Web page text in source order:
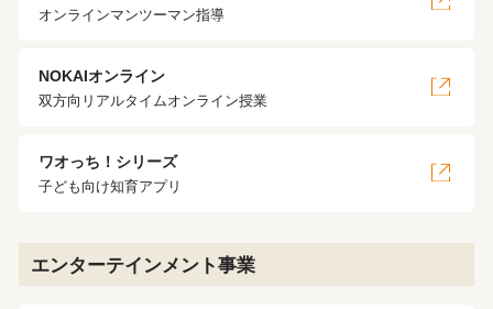
オンラインマンツーマン指導
NOKAIオンライン
双方向リアルタイムオンライン授業
ワオっち！シリーズ
子ども向け知育アプリ
エンターテインメント事業